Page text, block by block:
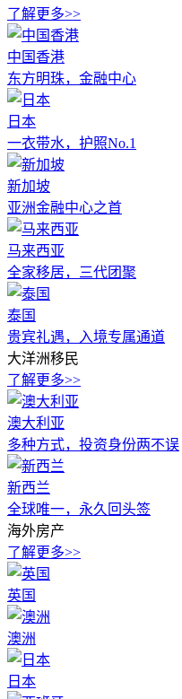
了解更多>>
中国香港
东方明珠，金融中心
日本
一衣带水，护照No.1
新加坡
亚洲金融中心之首
马来西亚
全家移居，三代团聚
泰国
贵宾礼遇，入境专属通道
大洋洲移民
了解更多>>
澳大利亚
多种方式，投资身份两不误
新西兰
全球唯一，永久回头签
海外房产
了解更多>>
英国
澳洲
日本